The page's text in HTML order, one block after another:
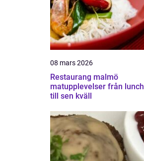
08 mars 2026
Restaurang malmö
matupplevelser från lunch
till sen kväll